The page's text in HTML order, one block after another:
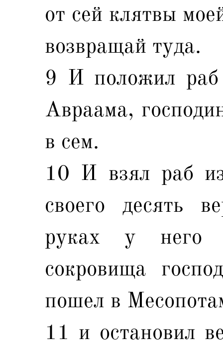
от сей клятвы
возвращай туда.
9 И положил раб
Авраама,
в сем.
10 И взял раб
своего десять
руках у него
сокровища
пошел в
11 и остановил